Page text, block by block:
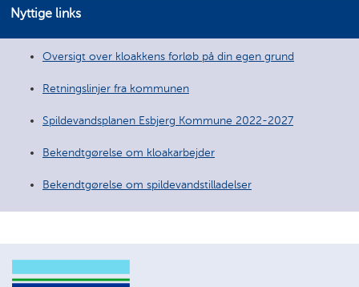
Nyttige links
Oversigt over kloakkens forløb på din egen grund
Retningslinjer fra kommunen
Spildevandsplanen Esbjerg Kommune 2022-2027
Bekendtgørelse om kloakarbejder
Bekendtgørelse om spildevandstilladelser